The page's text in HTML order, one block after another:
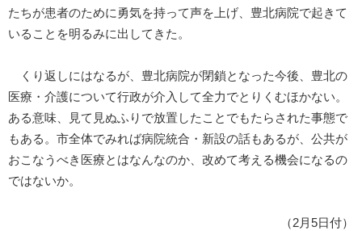
たちが患者のために勇気を持って声を上げ、豊北病院で起きて
いることを明るみに出してきた。
くり返しにはなるが、豊北病院が閉鎖となった今後、豊北の
医療・介護について行政が介入して全力でとりくむほかない。
ある意味、見て見ぬふりで放置したことでもたらされた事態で
もある。市全体でみれば病院統合・新設の話もあるが、公共が
おこなうべき医療とはなんなのか、改めて考える機会になるの
ではないか。
（2月5日付）